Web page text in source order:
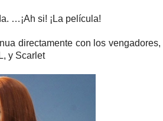
…¡Ah si! ¡La película!
directamente con los
y Scarlet